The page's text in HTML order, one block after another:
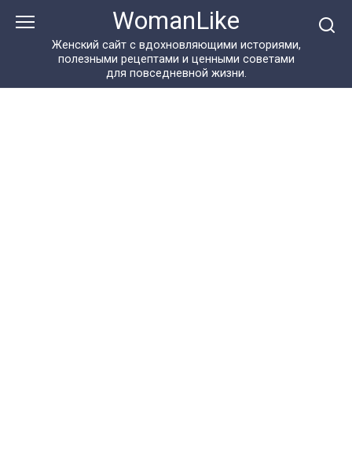
WomanLike
Женский сайт с вдохновляющими историями,
полезными рецептами и ценными советами
для повседневной жизни.